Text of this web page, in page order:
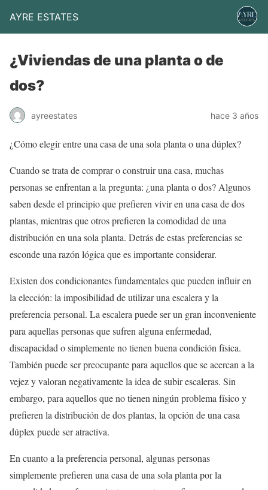
AYRE ESTATES
¿Viviendas de una planta o de
dos?
ayreestates hace 3 años
¿Cómo elegir entre una casa de una sola planta o una dúplex?
Cuando se trata de comprar o construir una casa, muchas
personas se enfrentan a la pregunta: ¿una planta o dos? Algunos
saben desde el principio que prefieren vivir en una casa de dos
plantas, mientras que otros prefieren la comodidad de una
distribución en una sola planta. Detrás de estas preferencias se
esconde una razón lógica que es importante considerar.
Existen dos condicionantes fundamentales que pueden influir en
la elección: la imposibilidad de utilizar una escalera y la
preferencia personal. La escalera puede ser un gran inconveniente
para aquellas personas que sufren alguna enfermedad,
discapacidad o simplemente no tienen buena condición física.
También puede ser preocupante para aquellos que se acercan a la
vejez y valoran negativamente la idea de subir escaleras. Sin
embargo, para aquellos que no tienen ningún problema físico y
prefieren la distribución de dos plantas, la opción de una casa
dúplex puede ser atractiva.
En cuanto a la preferencia personal, algunas personas
simplemente prefieren una casa de una sola planta por la